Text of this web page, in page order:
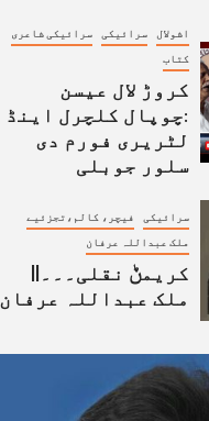
اشولال سرائیکی سرائیکی شاعری
کتاب
کروڑ لال عیسن
:چوپال کلچرل اینڈ
لٹریری فورم دی
سلور جوبلی
سرائیکی فیچر، کالم،تجزئیے
ملک عبداللہ عرفان
کریمݨ نقلی۔۔۔||
ملک عبداللہ عرفان